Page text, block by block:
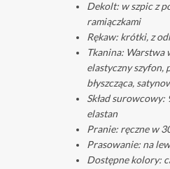
Dekolt: w szpic z
ramiączkami
Rękaw: krótki, z
Tkanina: Warstwa
elastyczny szyfon,
błyszcząca,
Skład surowcowy:
elastan
Pranie: ręczne w
Prasowanie: na
Dostępne kolory: